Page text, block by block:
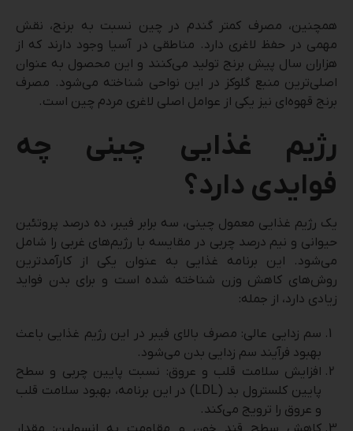
همچنین، مصرف کمتر گندم در چین نسبت به برنج، نقش
مهمی در حفظ لاغری دارد. مناطقی در آسیا وجود دارند که از
هزاران سال پیش برنج تولید می‌کنند و این محصول به عنوان
اصلی‌ترین منبع گلوکز در این نواحی شناخته می‌شود. مصرف
برنج قهوه‌ای نیز یکی از عوامل اصلی لاغری مردم چین است.
رژیم غذایی چینی چه
فوایدی دارد؟
یک رژیم غذایی معمول چینی، سه برابر فیبر، ده درصد پروتئین
حیوانی و نیم درصد چربی در مقایسه با رژیم‌های غربی را شامل
می‌شود. این برنامه غذایی به عنوان یکی از کارآمدترین
روش‌های کاهش وزن شناخته شده است و برای بدن فواید
زیادی دارد، از جمله:
سم زدایی عالی: مصرف بالای فیبر در این رژیم غذایی باعث
بهبود فرآیند سم زدایی بدن می‌شود.
افزایش سلامت قلب و عروق: نسبت پایین چربی و سطح
پایین کلسترول بد (LDL) در این برنامه، بهبود سلامت قلب
و عروق را ترویج می‌کند.